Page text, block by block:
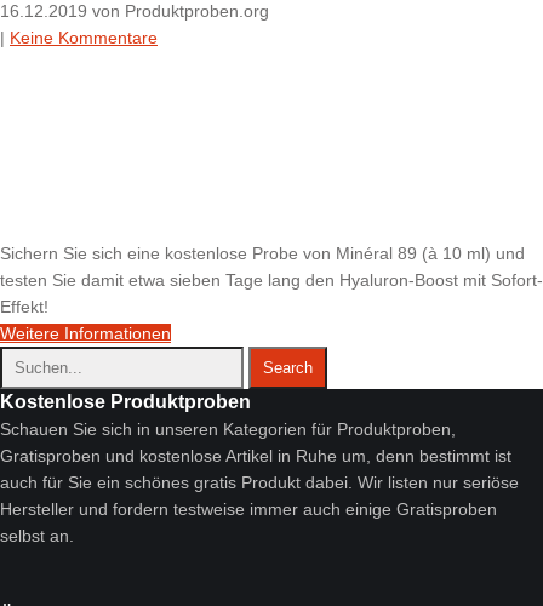
16.12.2019 von Produktproben.org
| Keine Kommentare
Sichern Sie sich eine kostenlose Probe von Minéral 89 (à 10 ml) und
testen Sie damit etwa sieben Tage lang den Hyaluron-Boost mit Sofort-
Effekt!
Weitere Informationen
Kostenlose Produktproben
Schauen Sie sich in unseren Kategorien für Produktproben,
Gratisproben und kostenlose Artikel in Ruhe um, denn bestimmt ist
auch für Sie ein schönes gratis Produkt dabei. Wir listen nur seriöse
Hersteller und fordern testweise immer auch einige Gratisproben
selbst an.